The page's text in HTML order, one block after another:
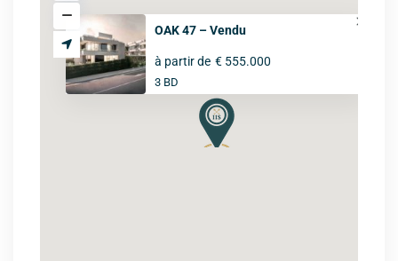
OAK 47 – Vendu
à partir de € 555.000
3 BD